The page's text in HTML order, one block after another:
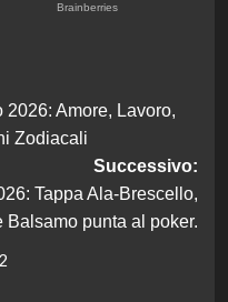
2026: Amore, Lavoro,
Zodiacali
Successivo:
Tappa Ala-Brescello,
Balsamo punta al poker.